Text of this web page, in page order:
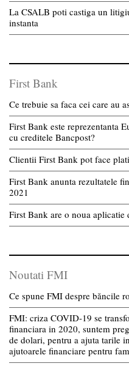
La CSALB poti castiga un
instanta
First Bank
Ce trebuie sa faca cei care au
First Bank este reprezentanta
cu creditele Bancpost?
Clientii First Bank pot face
First Bank anunta rezultatele
2021
First Bank are o noua
Noutati FMI
Ce spune FMI despre băncile
FMI: criza COVID-19 se
financiara in 2020, suntem
de dolari, pentru a ajuta tarile
ajutoarele financiare pentru